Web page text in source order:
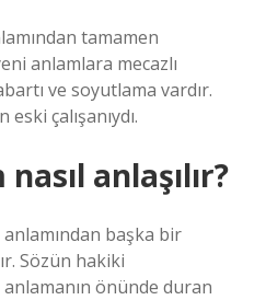
tamamen
anlamlara mecazlı
ve soyutlama vardır.
çalışanıydı.
anlaşılır?
başka bir
Sözün hakiki
önünde duran